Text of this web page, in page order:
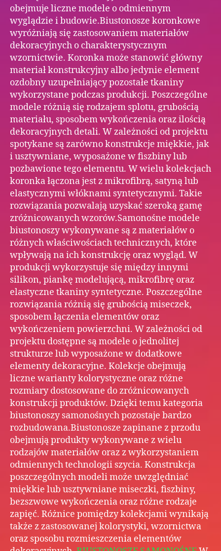
obejmuje liczne modele o odmiennym
wyglądzie i budowie.Biustonosze koronkowe
wyróżniają się zastosowaniem materiałów
dekoracyjnych o charakterystycznym
wzornictwie. Koronka może stanowić główny
materiał konstrukcyjny albo jedynie element
ozdobny uzupełniający pozostałe tkaniny
wykorzystane podczas produkcji. Poszczególne
modele różnią się rodzajem splotu, grubością
materiału, sposobem wykończenia oraz ilością
dekoracyjnych detali. W zależności od projektu
spotykane są zarówno konstrukcje miękkie, jak
i usztywniane, wyposażone w fiszbiny lub
pozbawione tego elementu. W wielu kolekcjach
koronka łączona jest z mikrofibrą, satyną lub
elastycznymi włóknami syntetycznymi. Takie
rozwiązania pozwalają uzyskać szeroką gamę
zróżnicowanych wzorów.Samonośne modele
biustonoszy wykonywane są z materiałów o
różnych właściwościach technicznych, które
wpływają na ich konstrukcję oraz wygląd. W
produkcji wykorzystuje się między innymi
silikon, piankę modelującą, mikrofibrę oraz
elastyczne tkaniny syntetyczne. Poszczególne
rozwiązania różnią się grubością miseczek,
sposobem łączenia elementów oraz
wykończeniem powierzchni. W zależności od
projektu dostępne są modele o jednolitej
strukturze lub wyposażone w dodatkowe
elementy dekoracyjne. Kolekcje obejmują
liczne warianty kolorystyczne oraz różne
rozmiary dostosowane do zróżnicowanych
konstrukcji produktów. Dzięki temu kategoria
biustonoszy samonośnych pozostaje bardzo
rozbudowana.Biustonosze zapinane z przodu
obejmują produkty wykonywane z wielu
rodzajów materiałów oraz z wykorzystaniem
odmiennych technologii szycia. Konstrukcja
poszczególnych modeli może uwzględniać
miękkie lub usztywniane miseczki, fiszbiny,
bezszwowe wykończenia oraz różne rodzaje
zapięć. Różnice pomiędzy kolekcjami wynikają
także z zastosowanej kolorystyki, wzornictwa
oraz sposobu rozmieszczenia elementów